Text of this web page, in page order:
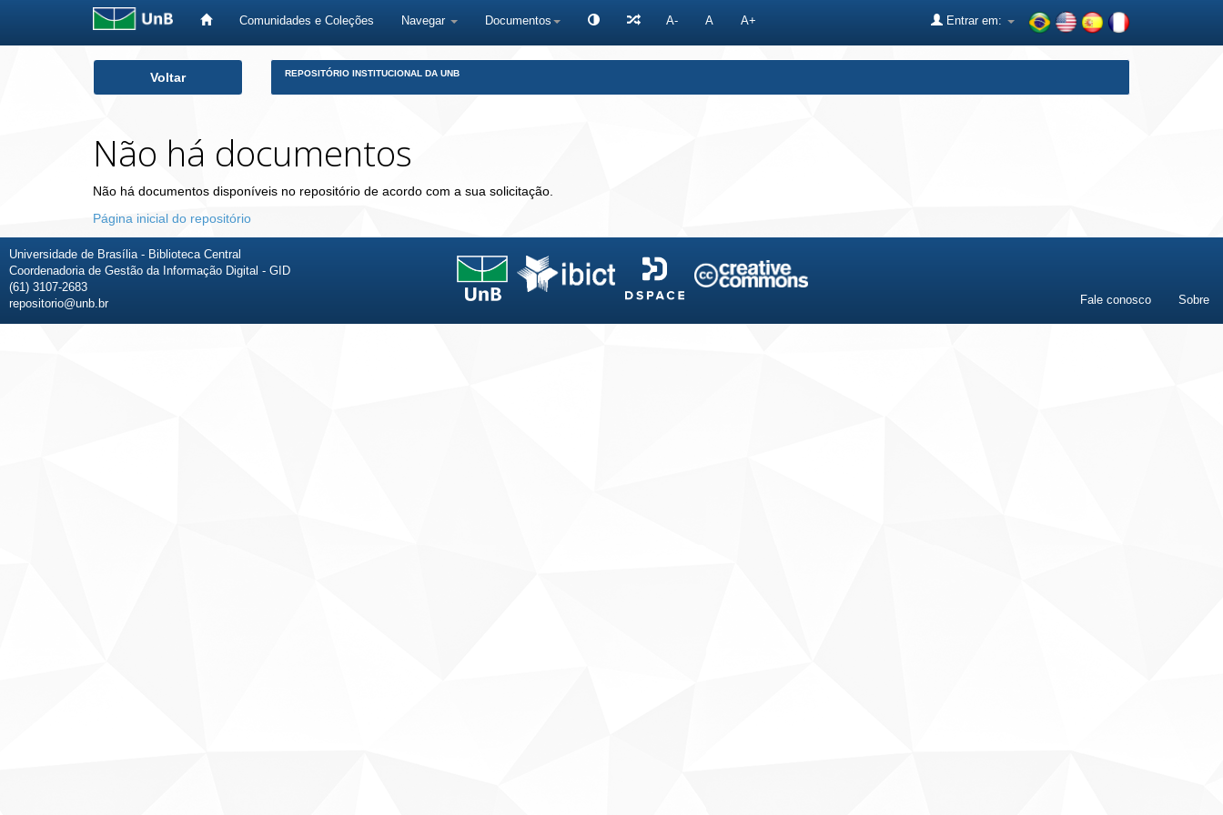
Comunidades e Coleções Navegar Documentos A- A A+ Entrar em:
Voltar REPOSITÓRIO INSTITUCIONAL DA UNB
Não há documentos
Não há documentos disponíveis no repositório de acordo com a sua solicitação.
Página inicial do repositório
Universidade de Brasília - Biblioteca Central
Coordenadoria de Gestão da Informação Digital - GID
(61) 3107-2683
repositorio@unb.br
Fale conosco Sobre